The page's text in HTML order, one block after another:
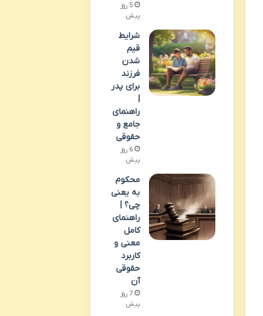
5 روز
پیش
شرایط
قیم
شدن
فرزند
برای پدر
راهنمای
جامع و
حقوقی
6 روز
پیش
محکوم
به یعنی
چی؟ |
راهنمای
کامل
معنی و
کاربرد
حقوقی
آن
7 روز
پیش